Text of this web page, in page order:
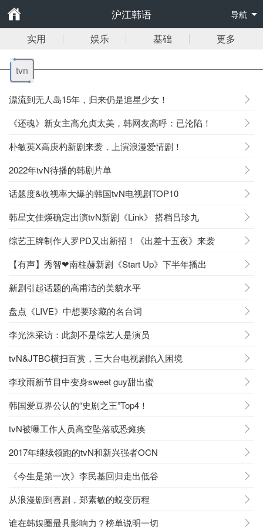
沪江韩语 导航
实用 娱乐 基础 更多
tvn
漂流到无人岛15年，归来仍是追星少女！
《还魂》新女主高允贞太美，韩网友高呼：已沦陷！
朴敏英X高庚杓新剧来袭，上演浪漫爱情剧！
2022年tvN待播的韩剧片单
话题度&收视率大爆的韩国tvN电视剧TOP10
韩星文佳煐确定出演tvN新剧《Link》 搭档吕珍九
综艺王牌制作人罗PD又出新招！《出差十五夜》来袭
【有声】秀智❤南柱赫新剧《Start Up》下半年播出
新剧引起话题的高甫洁的美貌水平
盘点《LIVE》中想要珍藏的名台词
李光洙采访：此刻不是综艺人是演员
tvN&JTBC横扫百赏，三大台电视剧陷入困境
李玟雨新节目中变身sweet guy甜出蜜
韩国爱豆界公认的“史剧之王”Top4！
tvN被曝工作人员高空坠落或恐瘫痪
2017年继续领跑的tvN和新兴强者OCN
《今生是第一次》李民基回归走出低谷
从浪漫剧到喜剧，郑素敏的蜕变历程
谁在韩娱圈最具影响力？榜单说明一切